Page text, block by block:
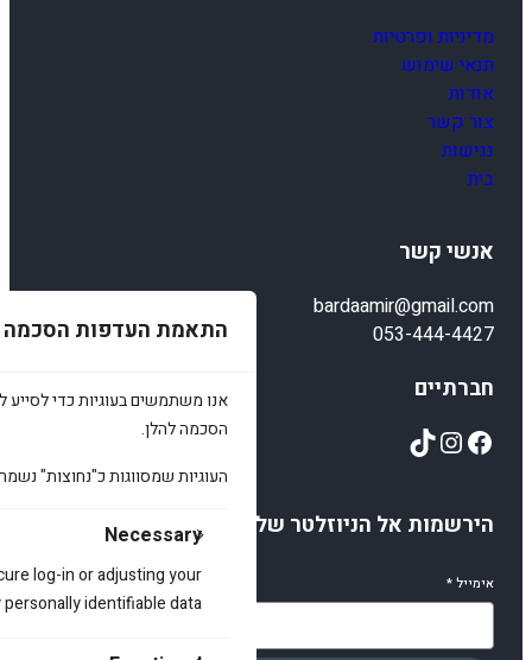
התאמת העדפות הסכמה
אנו משתמשים בעוגיות כדי לסייע
הסכמה להלן.
העוגיות שמסווגות כ"נחוצות"
Necessary
log-in or adjusting your
identifiable data.
מדיניות ופרטיות
תנאי שימוש
אודות
צור קשר
נגישות
בית
אנשי קשר
bardaamir@gmail.com
053-444-4427
חברתיים
Facebook
Instagram
TikTok
הירשמות אל הניוזלטר שלנו
אימייל*